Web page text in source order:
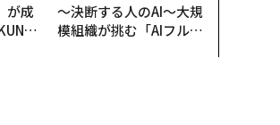
が成
〜決断する人のAI〜大規
模組織が挑む「AIフル実